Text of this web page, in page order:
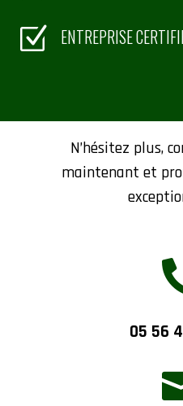
Z ENTREPRISE
N’hésitez plus,
maintenant et
05 56